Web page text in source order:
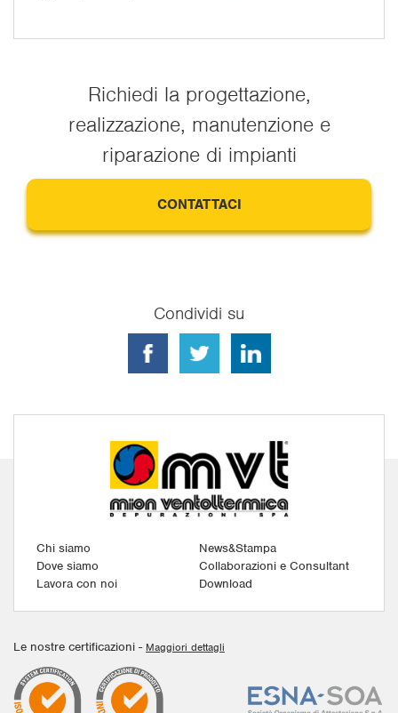
Richiedi la progettazione,
realizzazione, manutenzione e
riparazione di impianti
CONTATTACI
Condividi su
Chi siamo
News&Stampa
Dove siamo
Collaborazioni e Consultant
Lavora con noi
Download
Le nostre certificazioni - Maggiori dettagli